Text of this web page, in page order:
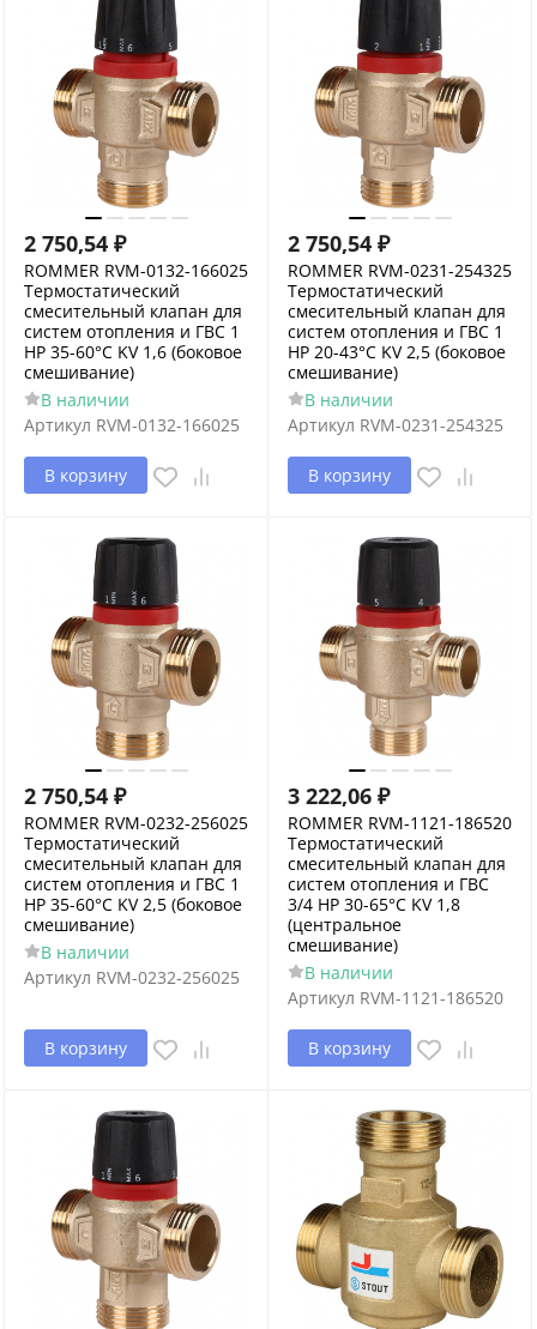
2 750,54 ₽
ROMMER RVM-0132-166025
Термостатический
смесительный клапан для
систем отопления и ГВС 1
НР 35-60°С KV 1,6 (боковое
смешивание)
В наличии
Артикул RVM-0132-166025
В корзину
2 750,54 ₽
ROMMER RVM-0231-254325
Термостатический
смесительный клапан для
систем отопления и ГВС 1
НР 20-43°С KV 2,5 (боковое
смешивание)
В наличии
Артикул RVM-0231-254325
В корзину
2 750,54 ₽
ROMMER RVM-0232-256025
Термостатический
смесительный клапан для
систем отопления и ГВС 1
НР 35-60°С KV 2,5 (боковое
смешивание)
В наличии
Артикул RVM-0232-256025
В корзину
3 222,06 ₽
ROMMER RVM-1121-186520
Термостатический
смесительный клапан для
систем отопления и ГВС
3/4 НР 30-65°С KV 1,8
(центральное
смешивание)
В наличии
Артикул RVM-1121-186520
В корзину